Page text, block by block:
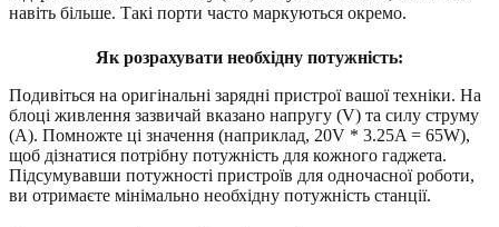
навіть більше. Такі порти часто маркуються окремо.
Як розрахувати необхідну потужність:
Подивіться на оригінальні зарядні пристрої вашої техніки. На
блоці живлення зазвичай вказано напругу (V) та силу струму
(A). Помножте ці значення (наприклад, 20V * 3.25A = 65W),
щоб дізнатися потрібну потужність для кожного гаджета.
Підсумувавши потужності пристроїв для одночасної роботи,
ви отримаєте мінімально необхідну потужність станції.